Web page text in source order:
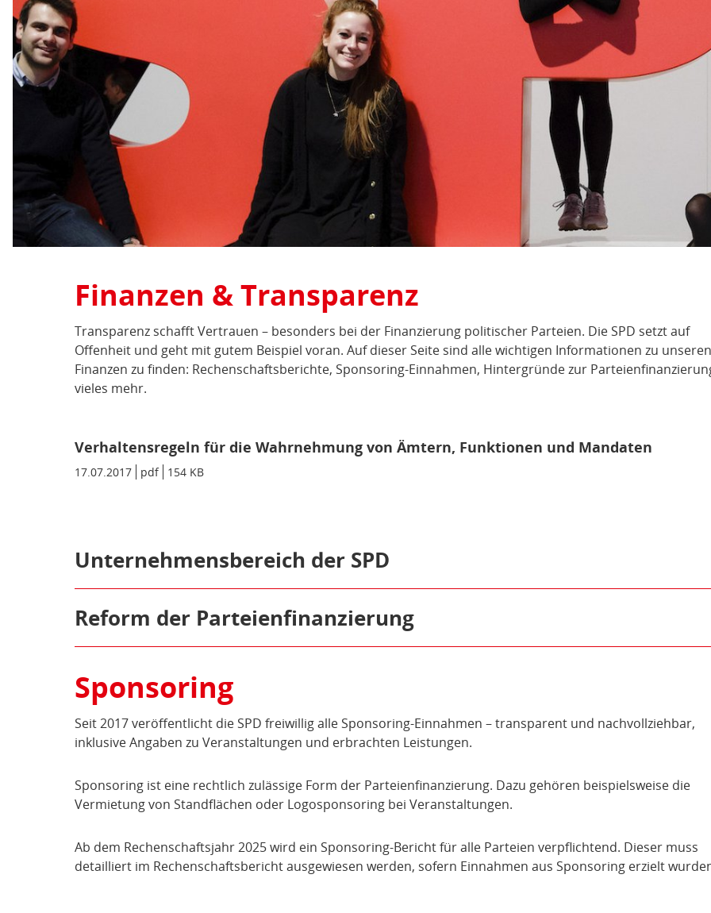
Finanzen & Transparenz
Transparenz schafft Vertrauen – besonders bei der Finanzierung politischer Parteien. Die SPD setzt auf
Offenheit und geht mit gutem Beispiel voran. Auf dieser Seite sind alle wichtigen Informationen zu unseren
Finanzen zu finden: Rechenschaftsberichte, Sponsoring-Einnahmen, Hintergründe zur
vieles mehr.
Verhaltensregeln für die Wahrnehmung von Ämtern, Funktionen und Mandaten
Metadaten:
Datum/Gültigkeit:
17.07.2017 Dateiformat:
pdf Dateigröße:
154 KB
Öffnen/Schließen:
Unternehmensbereich der SPD
veröffentlicht.
Deutsche Druck- und Verlagsgesellschaft mbH (dd_vg)
Unternehmensbeteiligungen der SPD.
Konzentration GmbH:Sie agiert als Treuhänderin und verwaltet die Immobilien und Grundstücke
Öffnen/Schließen:
Reform der Parteienfinanzierung
Transparenz bei finanziellen Zuwendungen an Parteien, inklusive Sponsoring und sogenannten
Das hat sich geändert:
müssen, wurde von 50.000 € auf 35.000 € gesenkt.
Sponsoring:Ab dem Rechenschaftsjahr 2025 müssen Einnahmen aus Sponsoring in einem
Bericht veröffentlicht werden. Es gilt eine Bagatellgrenze*.
Parallelaktionen:
Werbemaßnahmen Dritter gelten künftig als Spenden und müssen erfasst
Partei der Werbung nicht widerspricht. Damit schließen wir rechtliche Schlupflöcher, die Anti-
der Vergangenheit genutzt haben.
Sponsoring
Seit 2017 veröffentlicht die SPD freiwillig alle Sponsoring-Einnahmen – transparent und nachvollziehbar,
inklusive Angaben zu Veranstaltungen und erbrachten Leistungen.
Sponsoring ist eine rechtlich zulässige Form der Parteienfinanzierung. Dazu gehören beispielsweise die
Vermietung von Standflächen oder Logosponsoring bei Veranstaltungen.
Ab dem Rechenschaftsjahr 2025 wird ein Sponsoring-Bericht für alle Parteien verpflichtend. Dieser muss
detailliert im Rechenschaftsbericht ausgewiesen werden, sofern Einnahmen aus Sponsoring erzielt